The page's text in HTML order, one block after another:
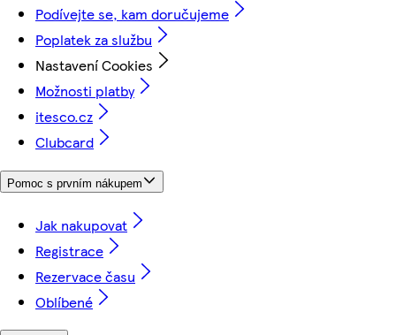
Podívejte se, kam doručujeme
Poplatek za službu
Nastavení Cookies
Možnosti platby
itesco.cz
Clubcard
Pomoc s prvním nákupem
Jak nakupovat
Registrace
Rezervace času
Oblíbené